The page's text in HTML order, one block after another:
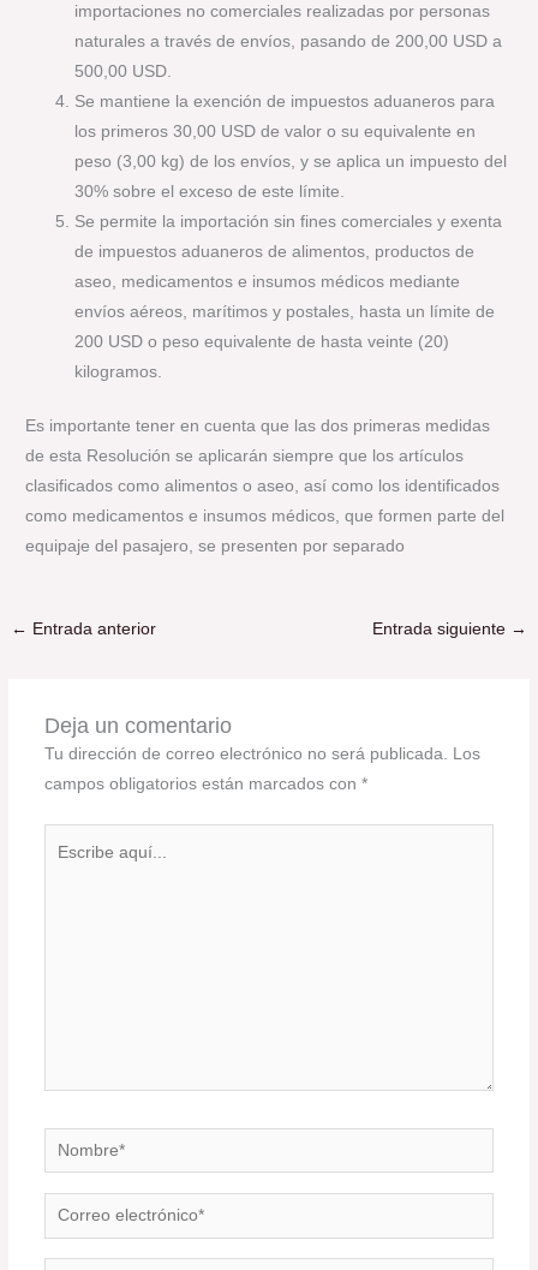
importaciones no comerciales realizadas por personas
naturales a través de envíos, pasando de 200,00 USD a
500,00 USD.
Se mantiene la exención de impuestos aduaneros para
los primeros 30,00 USD de valor o su equivalente en
peso (3,00 kg) de los envíos, y se aplica un impuesto del
30% sobre el exceso de este límite.
Se permite la importación sin fines comerciales y exenta
de impuestos aduaneros de alimentos, productos de
aseo, medicamentos e insumos médicos mediante
envíos aéreos, marítimos y postales, hasta un límite de
200 USD o peso equivalente de hasta veinte (20)
kilogramos.
Es importante tener en cuenta que las dos primeras medidas
de esta Resolución se aplicarán siempre que los artículos
clasificados como alimentos o aseo, así como los identificados
como medicamentos e insumos médicos, que formen parte del
equipaje del pasajero, se presenten por separado
← Entrada anterior Entrada siguiente →
Deja un comentario
Tu dirección de correo electrónico no será publicada. Los
campos obligatorios están marcados con *
Nombre*
Correo
electrónico*